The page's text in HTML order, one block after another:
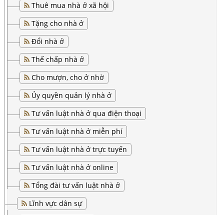
Thuê mua nhà ở xã hội
Tặng cho nhà ở
Đổi nhà ở
Thế chấp nhà ở
Cho mượn, cho ở nhờ
Ủy quyền quản lý nhà ở
Tư vấn luật nhà ở qua điện thoại
Tư vấn luật nhà ở miễn phí
Tư vấn luật nhà ở trực tuyến
Tư vấn luật nhà ở online
Tổng đài tư vấn luật nhà ở
Lĩnh vực dân sự